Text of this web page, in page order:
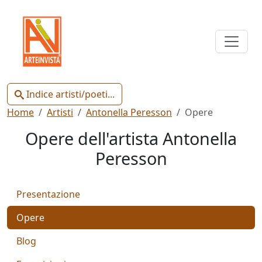
Indice artisti/poeti...
Indice
Artisti
Poeti
Artisti
Poeti
Home Artisti Antonella Peresson Opere
Opere dell'artista Antonella
Peresson
Presentazione
Opere
Blog